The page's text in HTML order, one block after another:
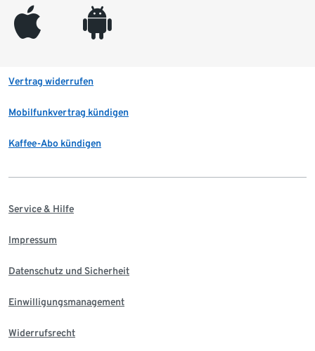
appleinc android
Vertrag widerrufen
Mobilfunkvertrag kündigen
Kaffee-Abo kündigen
Service & Hilfe
Impressum
Datenschutz und Sicherheit
Einwilligungsmanagement
Widerrufsrecht